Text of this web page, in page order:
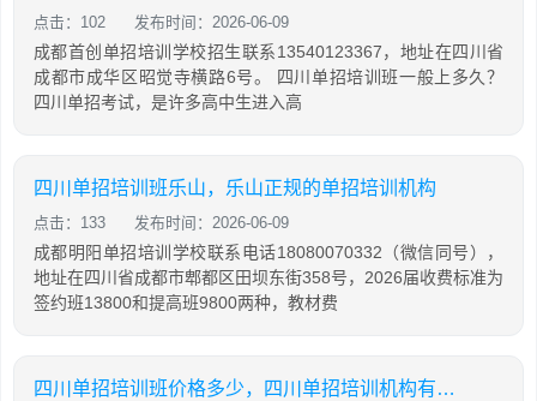
点击：102 发布时间：2026-06-09
成都首创单招培训学校招生联系13540123367，地址在四川省
成都市成华区昭觉寺横路6号。 四川单招培训班一般上多久？
四川单招考试，是许多高中生进入高
四川单招培训班乐山，乐山正规的单招培训机构
点击：133 发布时间：2026-06-09
成都明阳单招培训学校联系电话18080070332（微信同号），
地址在四川省成都市郫都区田坝东街358号，2026届收费标准为
签约班13800和提高班9800两种，教材费
四川单招培训班价格多少，四川单招培训机构有哪些